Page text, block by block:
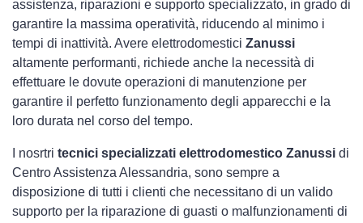
assistenza, riparazioni e supporto specializzato, in grado di
garantire la massima operatività, riducendo al minimo i
tempi di inattività. Avere elettrodomestici Zanussi
altamente performanti, richiede anche la necessità di
effettuare le dovute operazioni di manutenzione per
garantire il perfetto funzionamento degli apparecchi e la
loro durata nel corso del tempo.
I nosrtri tecnici specializzati elettrodomestico Zanussi di
Centro Assistenza Alessandria, sono sempre a
disposizione di tutti i clienti che necessitano di un valido
supporto per la riparazione di guasti o malfunzionamenti di